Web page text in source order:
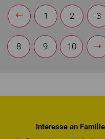
1 2 3
8 9 10
Interesse an